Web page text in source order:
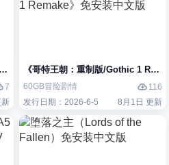
6）免安装中文版
7
《哥特王朝：重制版/Gothic 1
60GB冒险剧情
116
发行日期：2026-6-5
8月1日 更新